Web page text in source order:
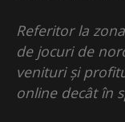
Referitor la
de jocuri de
venituri și
online decât în